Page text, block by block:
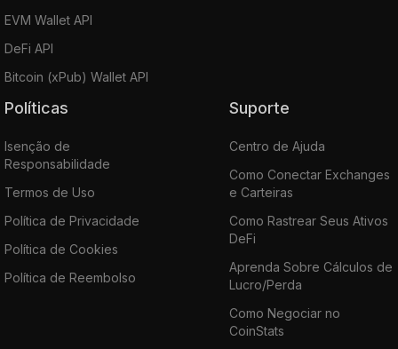
EVM Wallet API
DeFi API
Bitcoin (xPub) Wallet API
Políticas
Isenção de
Responsabilidade
Termos de Uso
Política de Privacidade
Política de Cookies
Política de Reembolso
Suporte
Centro de Ajuda
Como Conectar Exchanges
e Carteiras
Como Rastrear Seus Ativos
DeFi
Aprenda Sobre Cálculos de
Lucro/Perda
Como Negociar no
CoinStats